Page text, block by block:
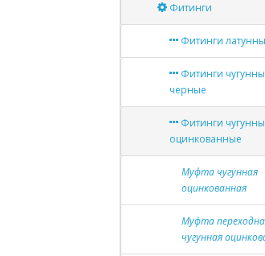
Фитинги
Фитинги
Фитинги
черные
Фитинги
оцинкованные
Муфта чугунная
оцинкованная
Муфта
чугунная